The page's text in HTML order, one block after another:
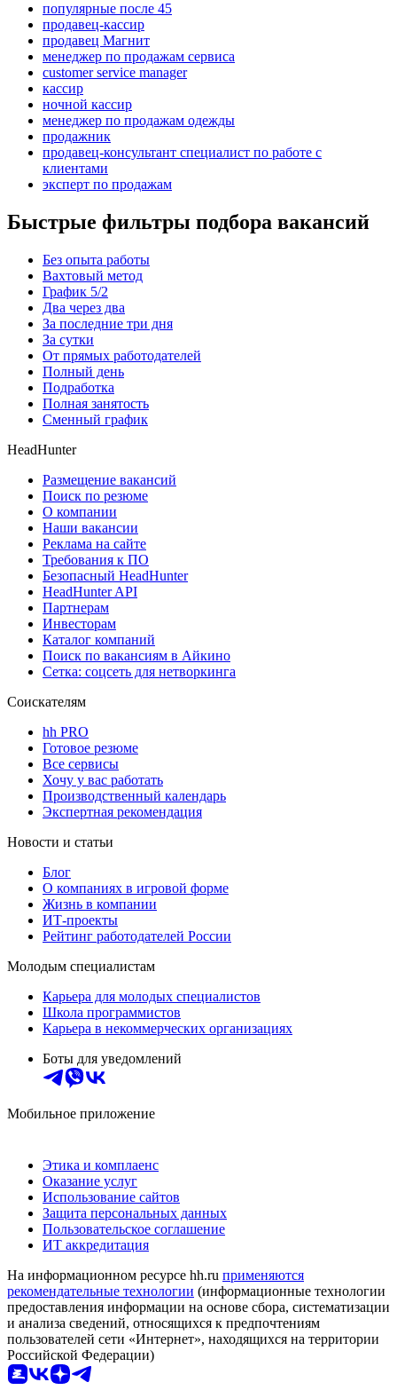
популярные после 45
продавец-кассир
продавец Магнит
менеджер по продажам сервиса
customer service manager
кассир
ночной кассир
менеджер по продажам одежды
продажник
продавец-консультант специалист по работе с
клиентами
эксперт по продажам
Быстрые фильтры подбора вакансий
Без опыта работы
Вахтовый метод
График 5/2
Два через два
За последние три дня
За сутки
От прямых работодателей
Полный день
Подработка
Полная занятость
Сменный график
HeadHunter
Размещение вакансий
Поиск по резюме
О компании
Наши вакансии
Реклама на сайте
Требования к ПО
Безопасный HeadHunter
HeadHunter API
Партнерам
Инвесторам
Каталог компаний
Поиск по вакансиям в Айкино
Сетка: соцсеть для нетворкинга
Соискателям
hh PRO
Готовое резюме
Все сервисы
Хочу у вас работать
Производственный календарь
Экспертная рекомендация
Новости и статьи
Блог
О компаниях в игровой форме
Жизнь в компании
ИТ-проекты
Рейтинг работодателей России
Молодым специалистам
Карьера для молодых специалистов
Школа программистов
Карьера в некоммерческих организациях
Боты для уведомлений
Мобильное приложение
Этика и комплаенс
Оказание услуг
Использование сайтов
Защита персональных данных
Пользовательское соглашение
ИТ аккредитация
На информационном ресурсе hh.ru применяются
рекомендательные технологии (информационные технологии
предоставления информации на основе сбора, систематизации
и анализа сведений, относящихся к предпочтениям
пользователей сети «Интернет», находящихся на территории
Российской Федерации)